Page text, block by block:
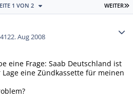
WEITER
1 VON 2
22. Aug 2008
eine Frage: Saab Deutschland ist
eine Zündkassette für meinen